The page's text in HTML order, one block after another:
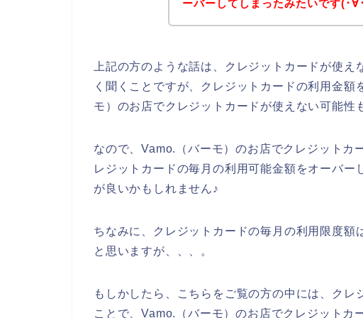
ーバーしてしまったみたいです(･∀
上記の方のような話は、クレジットカードが使
く聞くことですが、クレジットカードの利用金
モ）のお店でクレジットカードが使えない可能性
なので、Vamo.（バーモ）のお店でクレジットカ
レジットカードの毎月の利用可能金額をオーバ
が良いかもしれません♪
ちなみに、クレジットカードの毎月の利用限度額
と思いますが、、、。
もしかしたら、こちらをご覧の方の中には、クレ
ことで、Vamo.（バーモ）のお店でクレジットカ